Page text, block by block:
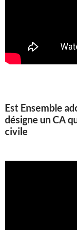
Est Ensemble
désigne un CA
civile